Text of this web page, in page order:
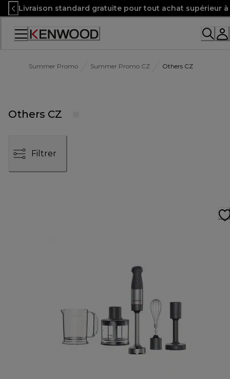
Skip
to
Content
Livraison standard gratuite pour tout achat supérieur
Accessibility
Summer Promo Summer Promo CZ Others CZ
Others CZ
Filtrer